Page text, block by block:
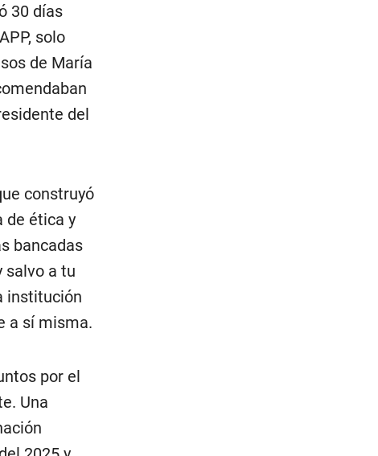
30 días
solo
de María
del
construyó
de ética y
bancadas
salvo a tu
institución
a sí misma.
por el
Una